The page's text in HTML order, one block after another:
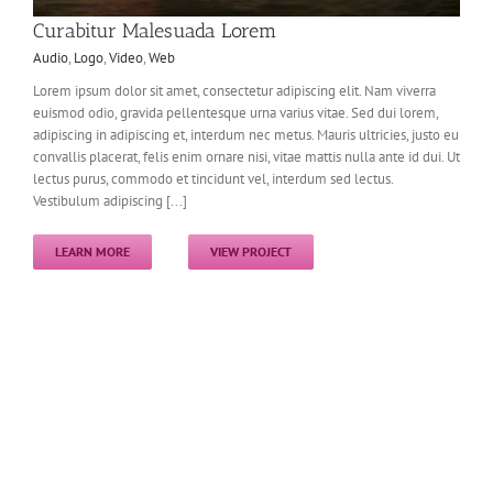
Curabitur Malesuada Lorem
Audio, Logo,Video,Web
Lorem ipsum dolor sit amet, consectetur adipiscing elit. Nam viverra
euismod odio, gravida pellentesque urna varius vitae. Sed dui lorem,
adipiscing in adipiscing et, interdum nec metus. Mauris ultricies, justo eu
convallis placerat, felis enim ornare nisi, vitae mattis nulla ante id dui. Ut
lectus purus, commodo et tincidunt vel, interdum sed lectus.
Vestibulum adipiscing [...]
LEARN MORE VIEW PROJECT